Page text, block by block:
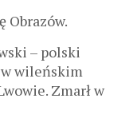
Obrazów.
– polski
wileńskim
Zmarł w